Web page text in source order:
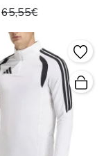
65,55€